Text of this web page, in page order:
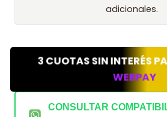
adicionales.
3 CUOTAS SIN INTERÉS
WEBPAY
CONSULTAR